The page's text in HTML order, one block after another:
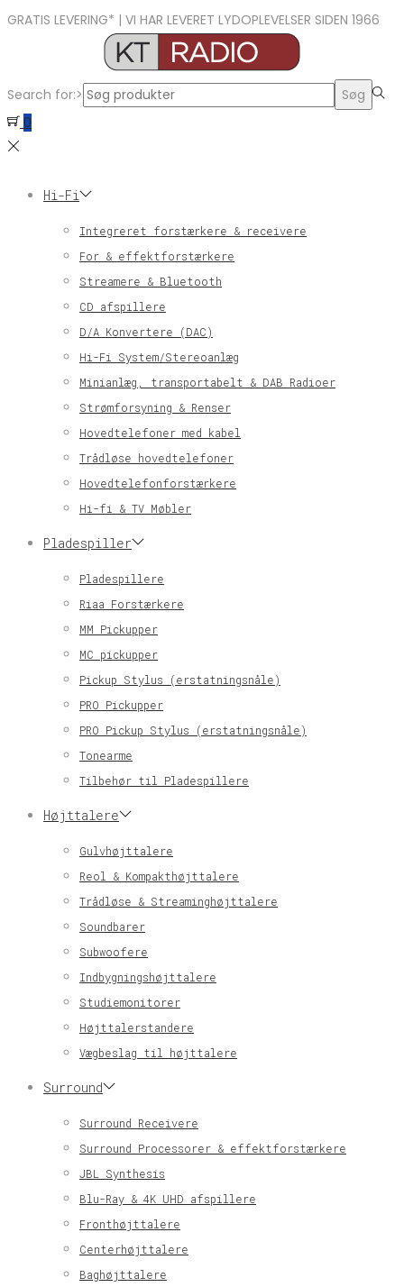
GRATIS LEVERING* | VI HAR LEVERET LYDOPLEVELSER SIDEN 1966
Search for:>
Søg
0
Hi-Fi
Integreret forstærkere & receivere
For & effektforstærkere
Streamere & Bluetooth
CD afspillere
D/A Konvertere (DAC)
Hi-Fi System/Stereoanlæg
Minianlæg, transportabelt & DAB Radioer
Strømforsyning & Renser
Hovedtelefoner med kabel
Trådløse hovedtelefoner
Hovedtelefonforstærkere
Hi-fi & TV Møbler
Pladespiller
Pladespillere
Riaa Forstærkere
MM Pickupper
MC pickupper
Pickup Stylus (erstatningsnåle)
PRO Pickupper
PRO Pickup Stylus (erstatningsnåle)
Tonearme
Tilbehør til Pladespillere
Højttalere
Gulvhøjttalere
Reol & Kompakthøjttalere
Trådløse & Streaminghøjttalere
Soundbarer
Subwoofere
Indbygningshøjttalere
Studiemonitorer
Højttalerstandere
Vægbeslag til højttalere
Surround
Surround Receivere
Surround Processorer & effektforstærkere
JBL Synthesis
Blu-Ray & 4K UHD afspillere
Fronthøjttalere
Centerhøjttalere
Baghøjttalere